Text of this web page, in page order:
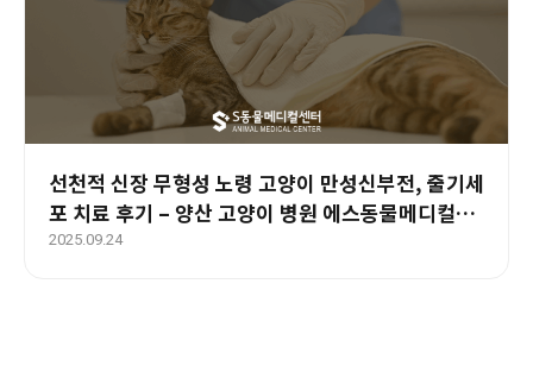
선천적 신장 무형성 노령 고양이 만성신부전, 줄기세
포 치료 후기 – 양산 고양이 병원 에스동물메디컬센
터
2025.09.24